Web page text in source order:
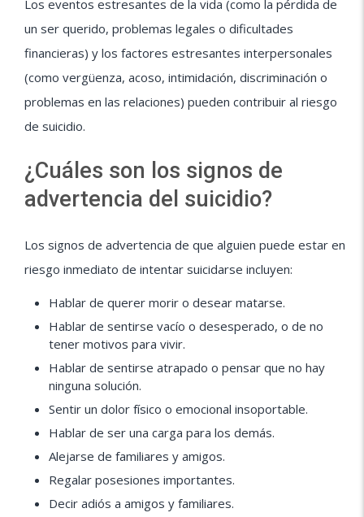
Los eventos estresantes de la vida (como la pérdida de
un ser querido, problemas legales o dificultades
financieras) y los factores estresantes interpersonales
(como vergüenza, acoso, intimidación, discriminación o
problemas en las relaciones) pueden contribuir al riesgo
de suicidio.
¿Cuáles son los signos de
advertencia del suicidio?
Los signos de advertencia de que alguien puede estar en
riesgo inmediato de intentar suicidarse incluyen:
Hablar de querer morir o desear matarse.
Hablar de sentirse vacío o desesperado, o de no
tener motivos para vivir.
Hablar de sentirse atrapado o pensar que no hay
ninguna solución.
Sentir un dolor físico o emocional insoportable.
Hablar de ser una carga para los demás.
Alejarse de familiares y amigos.
Regalar posesiones importantes.
Decir adiós a amigos y familiares.